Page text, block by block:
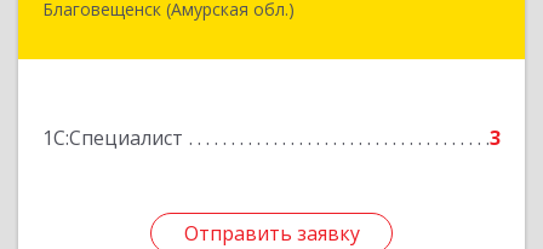
Благовещенск (Амурская обл.)
1С:Специалист 3
Отправить заявку
675000, Амурская обл, Благовещенск г, Фрунзе
Отправить заявку